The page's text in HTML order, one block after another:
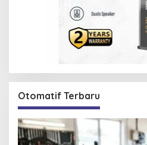
Otomatif Terbaru